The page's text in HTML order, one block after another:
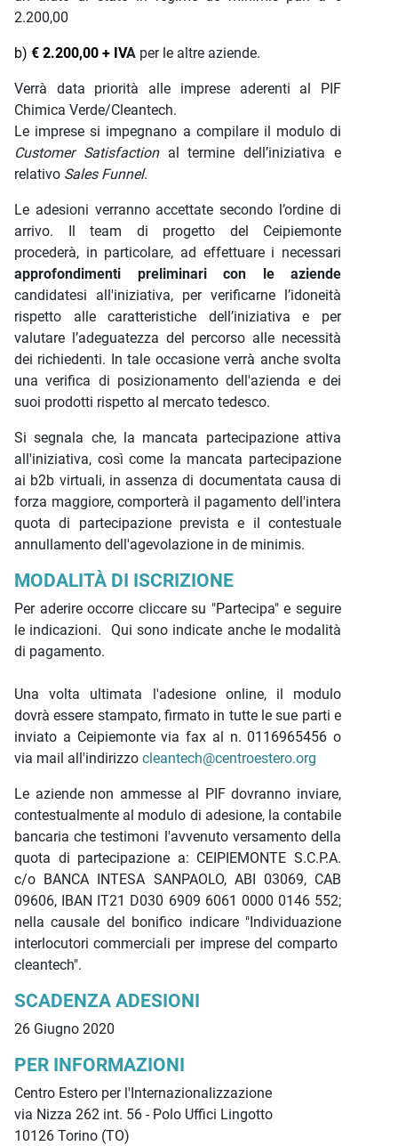
2.200,00
b) € 2.200,00 + IVA per le altre aziende.
Verrà data priorità alle imprese aderenti al PIF
Chimica Verde/Cleantech.
Le imprese si impegnano a compilare il modulo di
Customer Satisfactional termine dell’iniziativa e
relativo Sales Funnel.
Le adesioni verranno accettate secondo l’ordine di
arrivo. Il team di progetto del Ceipiemonte
procederà, in particolare, ad effettuare i necessari
approfondimenti preliminari con le aziende
candidatesi all'iniziativa, per verificarne l’idoneità
rispetto alle caratteristiche dell’iniziativa e per
valutare l’adeguatezza del percorso alle necessità
dei richiedenti. In tale occasione verrà anche svolta
una verifica di posizionamento dell'azienda e dei
suoi prodotti rispetto al mercato tedesco.
Si segnala che, la mancata partecipazione attiva
all'iniziativa, così come la mancata partecipazione
ai b2b virtuali, in assenza di documentata causa di
forza maggiore, comporterà il pagamento dell'intera
quota di partecipazione prevista e il contestuale
annullamento dell'agevolazione in de minimis.
MODALITÀ DI ISCRIZIONE
Per aderire occorre cliccare su "Partecipa" e seguire
le indicazioni. Qui sono indicate anche le modalità
di pagamento.
Una volta ultimata l'adesione online, il modulo
dovrà essere stampato, firmato in tutte le sue parti e
inviato a Ceipiemonte via fax al n. 0116965456 o
via mail all'indirizzo cleantech@centroestero.org
Le aziende non ammesse al PIF dovranno inviare,
contestualmente al modulo di adesione, la contabile
bancaria che testimoni l'avvenuto versamento della
quota di partecipazione a: CEIPIEMONTE S.C.P.A.
c/o BANCA INTESA SANPAOLO, ABI 03069, CAB
09606, IBAN IT21 D030 6909 6061 0000 0146 552;
nella causale del bonifico indicare "Individuazione
interlocutori commerciali per imprese del comparto
cleantech".
SCADENZA ADESIONI
26 Giugno 2020
PER INFORMAZIONI
Centro Estero per l'Internazionalizzazione
via Nizza 262 int. 56 - Polo Uffici Lingotto
10126 Torino (TO)